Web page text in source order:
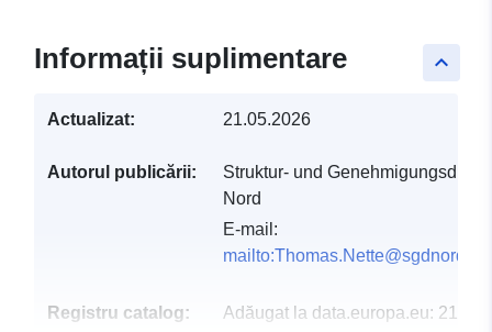
keyboard_arrow_up
Informații suplimentare
Actualizat: 21.05.2026
Autorul publicării:
Struktur- und
Nord
E-mail:
Registru catalog: Adăugat la data.europa.eu: 21